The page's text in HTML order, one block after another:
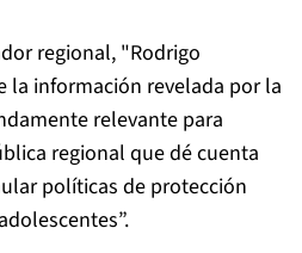
regional, "Rodrigo
la información revelada por la
relevante para
regional que dé cuenta
políticas de protección